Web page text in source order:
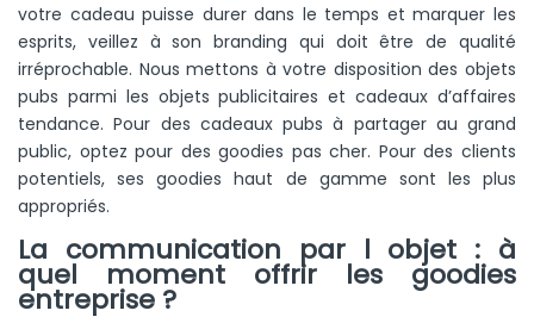
votre cadeau puisse durer dans le temps et marquer les
esprits, veillez à son branding qui doit être de qualité
irréprochable. Nous mettons à votre disposition des objets
pubs parmi les objets publicitaires et cadeaux d’affaires
tendance. Pour des cadeaux pubs à partager au grand
public, optez pour des goodies pas cher. Pour des clients
potentiels, ses goodies haut de gamme sont les plus
appropriés.
La communication par l objet : à
quel moment offrir les goodies
entreprise ?